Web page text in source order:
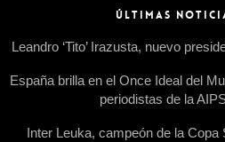
ÚLTIMAS
Leandro ‘Tito’ Irazusta, nuevo
España brilla en el Once Ideal del
periodistas de la
Inter Leuka, campeón de la Copa